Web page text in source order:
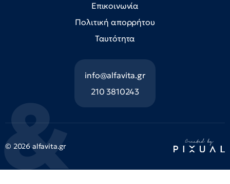
Επικοινωνία
Πολιτική απορρήτου
Ταυτότητα
info@alfavita.gr
210 3810243
© 2026 alfavita.gr